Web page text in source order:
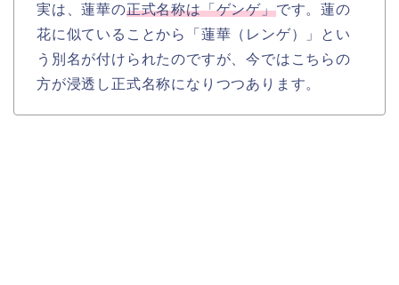
実は、蓮華の正式名称は「ゲンゲ」です。蓮の
花に似ていることから「蓮華（レンゲ）」とい
う別名が付けられたのですが、今ではこちらの
方が浸透し正式名称になりつつあります。